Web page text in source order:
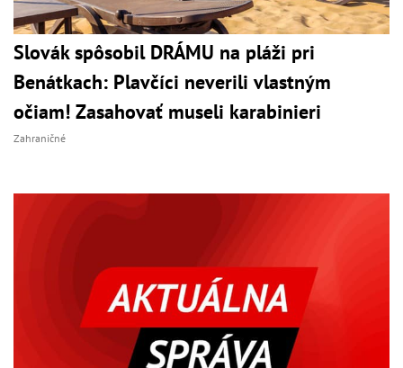
Slovák spôsobil DRÁMU na pláži pri
Benátkach: Plavčíci neverili vlastným
očiam! Zasahovať museli karabinieri
Zahraničné